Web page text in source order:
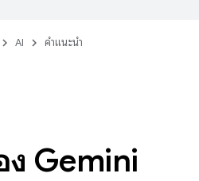
AI คำแนะนำ
ง Gemini